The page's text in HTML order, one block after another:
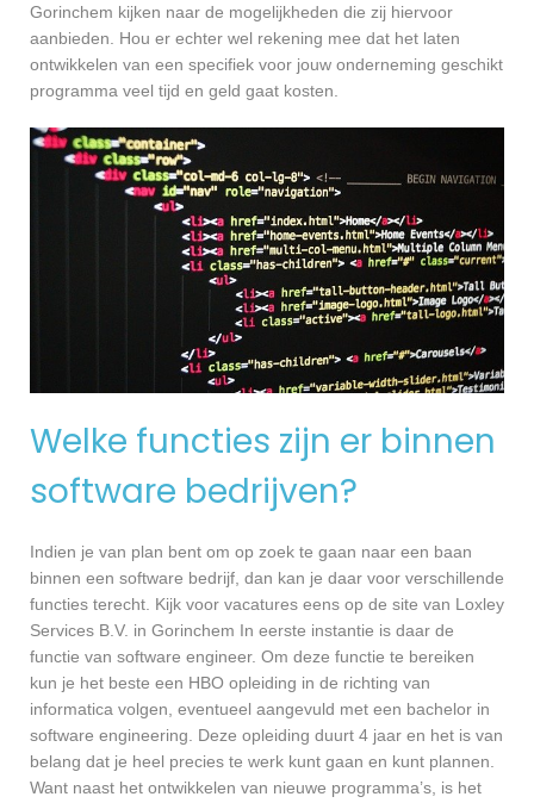
Gorinchem kijken naar de mogelijkheden die zij hiervoor
aanbieden. Hou er echter wel rekening mee dat het laten
ontwikkelen van een specifiek voor jouw onderneming geschikt
programma veel tijd en geld gaat kosten.
Welke functies zijn er binnen
software bedrijven?
Indien je van plan bent om op zoek te gaan naar een baan
binnen een software bedrijf, dan kan je daar voor verschillende
functies terecht. Kijk voor vacatures eens op de site van Loxley
Services B.V. in Gorinchem In eerste instantie is daar de
functie van software engineer. Om deze functie te bereiken
kun je het beste een HBO opleiding in de richting van
informatica volgen, eventueel aangevuld met een bachelor in
software engineering. Deze opleiding duurt 4 jaar en het is van
belang dat je heel precies te werk kunt gaan en kunt plannen.
Want naast het ontwikkelen van nieuwe programma’s, is het